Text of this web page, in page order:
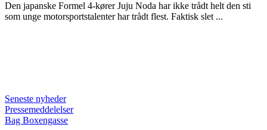
Den japanske Formel 4-kører Juju Noda har ikke trådt helt den sti
som unge motorsportstalenter har trådt flest. Faktisk slet ...
Seneste nyheder
Pressemeddelelser
Bag Boxengasse